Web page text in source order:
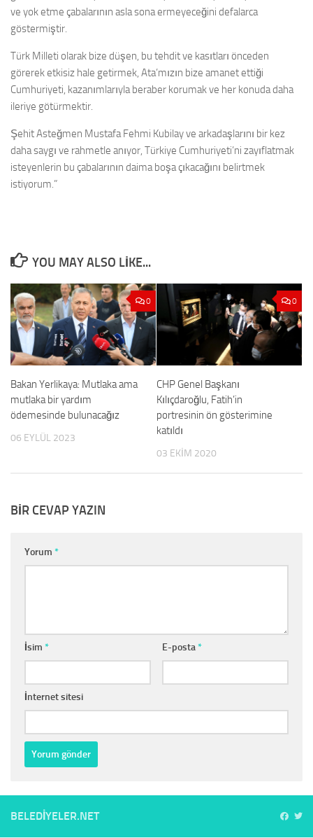
ve yok etme çabalarının asla sona ermeyeceğini defalarca
göstermiştir.
Türk Milleti olarak bize düşen, bu tehdit ve kasıtları önceden
görerek etkisiz hale getirmek, Ata’mızın bize amanet ettiği
Cumhuriyeti, kazanımlarıyla beraber korumak ve her konuda daha
ileriye götürmektir.
Şehit Asteğmen Mustafa Fehmi Kubilay ve arkadaşlarını bir kez
daha saygı ve rahmetle anıyor, Türkiye Cumhuriyeti’ni zayıflatmak
isteyenlerin bu çabalarının daima boşa çıkacağını belirtmek
istiyorum.”
YOU MAY ALSO LIKE...
0
Bakan Yerlikaya: Mutlaka ama
mutlaka bir yardım
ödemesinde bulunacağız
06 EYLÜL 2023
0
CHP Genel Başkanı
Kılıçdaroğlu, Fatih’in
portresinin ön gösterimine
katıldı
03 EKIM 2020
BIR CEVAP YAZIN
Yorum *
İsim * E-posta*
İnternet sitesi
BELEDIYELER.NET